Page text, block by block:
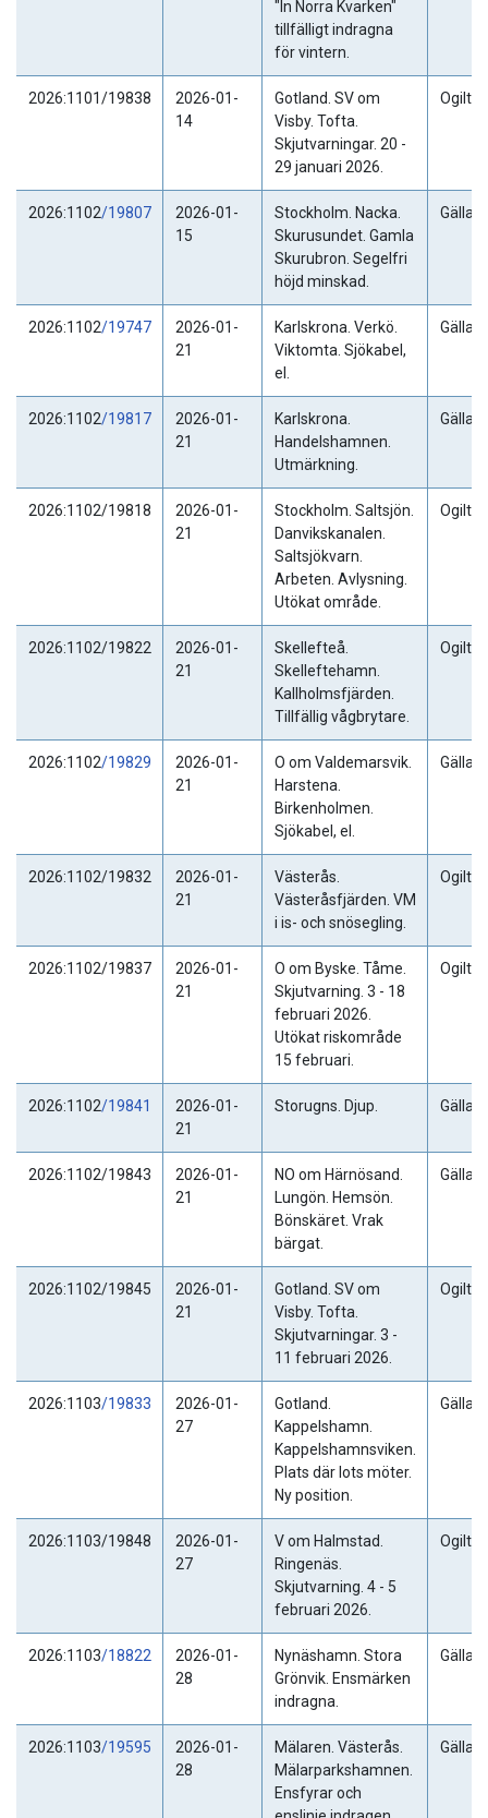
"In Norra Kvarken"
tillfälligt indragna
för vintern.
2026:1101/19838
2026-01-
14
Gotland. SV om
Visby. Tofta.
Skjutvarningar. 20 -
29 januari 2026.
Ogiltig
2026:1102/19807
2026-01-
15
Stockholm. Nacka.
Skurusundet. Gamla
Skurubron. Segelfri
höjd minskad.
2026:1102/19747
2026-01-
21
Karlskrona. Verkö.
Viktomta. Sjökabel,
el.
2026:1102/19817
2026-01-
21
Karlskrona.
Handelshamnen.
Utmärkning.
2026:1102/19818
2026-01-
21
Stockholm. Saltsjön.
Danvikskanalen.
Saltsjökvarn.
Arbeten. Avlysning.
Utökat område.
Ogiltig
2026:1102/19822
2026-01-
21
Skellefteå.
Skelleftehamn.
Kallholmsfjärden.
Tillfällig vågbrytare.
Ogiltig
2026:1102/19829
2026-01-
21
O om Valdemarsvik.
Harstena.
Birkenholmen.
Sjökabel, el.
2026:1102/19832
2026-01-
21
Västerås.
Västeråsfjärden. VM
i is- och snösegling.
Ogiltig
2026:1102/19837
2026-01-
21
O om Byske. Tåme.
Skjutvarning. 3 - 18
februari 2026.
Utökat riskområde
15 februari.
Ogiltig
2026:1102/19841
2026-01-
21
Storugns. Djup.
2026:1102/19843
2026-01-
21
NO om Härnösand.
Lungön. Hemsön.
Bönskäret. Vrak
bärgat.
2026:1102/19845
2026-01-
21
Gotland. SV om
Visby. Tofta.
Skjutvarningar. 3 -
11 februari 2026.
Ogiltig
2026:1103/19833
2026-01-
27
Gotland.
Kappelshamn.
Kappelshamnsviken.
Plats där lots möter.
Ny position.
2026:1103/19848
2026-01-
27
V om Halmstad.
Ringenäs.
Skjutvarning. 4 - 5
februari 2026.
Ogiltig
2026:1103/18822
2026-01-
28
Nynäshamn. Stora
Grönvik. Ensmärken
indragna.
2026:1103/19595
2026-01-
28
Mälaren. Västerås.
Mälarparkshamnen.
Ensfyrar och